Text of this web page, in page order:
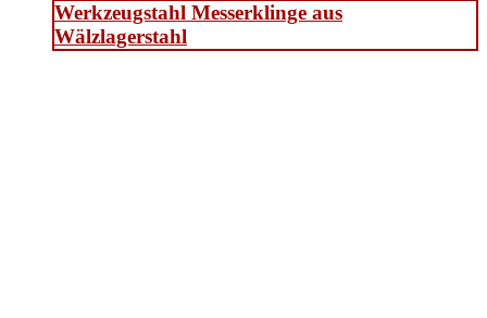
Werkzeugstahl Messerklinge aus
Wälzlagerstahl